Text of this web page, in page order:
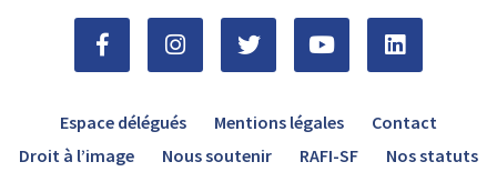
Espace délégués Mentions légales
Contact
Droit à l’image
Nous soutenir RAFI-SF Nos statuts